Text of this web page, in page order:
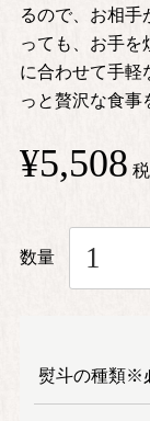
るので、お相手
っても、お手を
に合わせて手軽
っと贅沢な食事
¥5,508
熨斗の種類※